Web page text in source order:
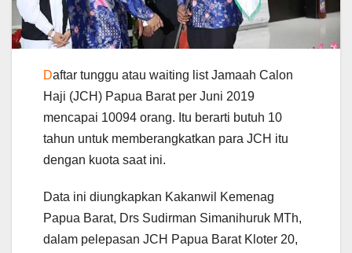
Daftar tunggu atau waiting list Jamaah Calon
Haji (JCH) Papua Barat per Juni 2019
mencapai 10094 orang. Itu berarti butuh 10
tahun untuk memberangkatkan para JCH itu
dengan kuota saat ini.
Data ini diungkapkan Kakanwil Kemenag
Papua Barat, Drs Sudirman Simanihuruk MTh,
dalam pelepasan JCH Papua Barat Kloter 20,